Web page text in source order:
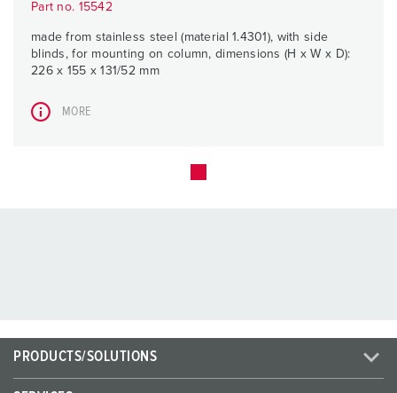
Part no. 15542
made from stainless steel (material 1.4301), with side
blinds, for mounting on column, dimensions (H x W x D):
226 x 155 x 131/52 mm
MORE
PRODUCTS/SOLUTIONS